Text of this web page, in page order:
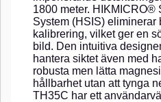
1800 meter. HIKMICRO®
System (HSIS) eliminerar
kalibrering, vilket ger en
bild. Den intuitiva
hantera siktet även med
robusta men lätta
hållbarhet utan att tynga
TH35C har ett